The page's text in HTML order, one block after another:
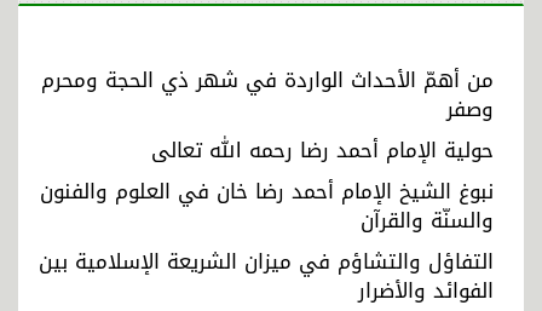
من أهمّ الأحداث الواردة في شهر ذي الحجة ومحرم
وصفر
حولية الإمام أحمد رضا رحمه الله تعالى
نبوغ الشيخ الإمام أحمد رضا خان في العلوم والفنون
والسنّة والقرآن
التفاؤل والتشاؤم في ميزان الشريعة الإسلامية بين
الفوائد والأضرار